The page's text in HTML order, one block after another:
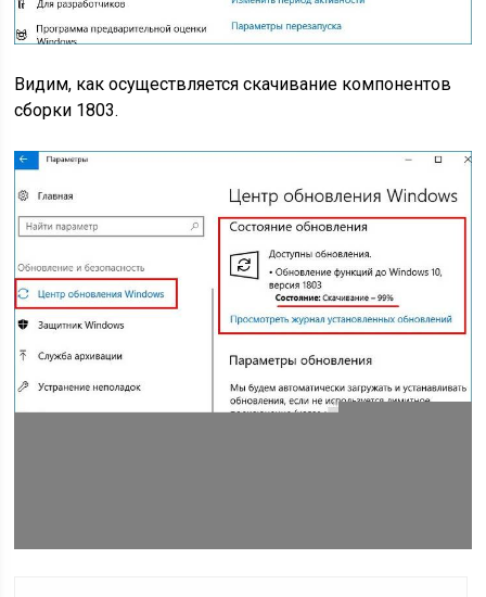
Видим, как осуществляется скачивание компонентов
сборки 1803.